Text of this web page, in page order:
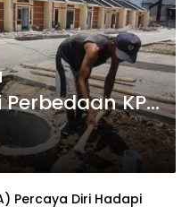
KPR
yang
Percaya Diri Hadapi